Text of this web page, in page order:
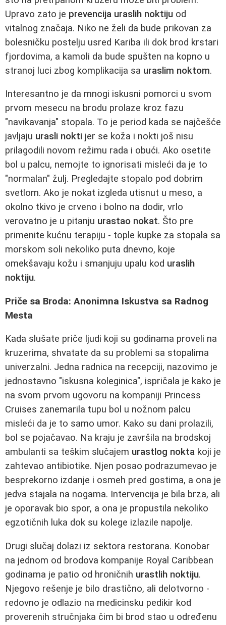
Upravo zato je prevencija uraslih noktiju od
vitalnog značaja. Niko ne želi da bude prikovan za
bolesničku postelju usred Kariba ili dok brod krstari
fjordovima, a kamoli da bude spušten na kopno u
stranoj luci zbog komplikacija sa uraslim noktom.
Interesantno je da mnogi iskusni pomorci u svom
prvom mesecu na brodu prolaze kroz fazu
"navikavanja" stopala. To je period kada se najčešće
javljaju urasli nokti jer se koža i nokti još nisu
prilagodili novom režimu rada i obući. Ako osetite
bol u palcu, nemojte to ignorisati misleći da je to
"normalan" žulj. Pregledajte stopalo pod dobrim
svetlom. Ako je nokat izgleda utisnut u meso, a
okolno tkivo je crveno i bolno na dodir, vrlo
verovatno je u pitanju urastao nokat. Što pre
primenite kućnu terapiju - tople kupke za stopala sa
morskom soli nekoliko puta dnevno, koje
omekšavaju kožu i smanjuju upalu kod uraslih
noktiju.
Priče sa Broda: Anonimna Iskustva sa Radnog
Mesta
Kada slušate priče ljudi koji su godinama proveli na
kruzerima, shvatate da su problemi sa stopalima
univerzalni. Jedna radnica na recepciji, nazovimo je
jednostavno "iskusna koleginica", ispričala je kako je
na svom prvom ugovoru na kompaniji Princess
Cruises zanemarila tupu bol u nožnom palcu
misleći da je to samo umor. Kako su dani prolazili,
bol se pojačavao. Na kraju je završila na brodskoj
ambulanti sa teškim slučajem urastlog nokta koji je
zahtevao antibiotike. Njen posao podrazumevao je
besprekorno izdanje i osmeh pred gostima, a ona je
jedva stajala na nogama. Intervencija je bila brza, ali
je oporavak bio spor, a ona je propustila nekoliko
egzotičnih luka dok su kolege izlazile napolje.
Drugi slučaj dolazi iz sektora restorana. Konobar
na jednom od brodova kompanije Royal Caribbean
godinama je patio od hroničnih urastlih noktiju.
Njegovo rešenje je bilo drastično, ali delotvorno -
redovno je odlazio na medicinsku pedikir kod
proverenih stručnjaka čim bi brod stao u određenu